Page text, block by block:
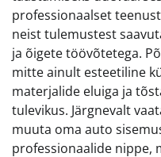
professionaalset
neist tulemustest
ja õigete töövõtetega.
mitte ainult esteetiline
materjalide eluiga ja
tulevikus. Järgnevalt
muuta oma auto
professionaalide nippe,